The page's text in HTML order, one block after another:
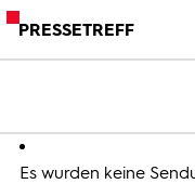
PRESSETREFF
Es wurden keine